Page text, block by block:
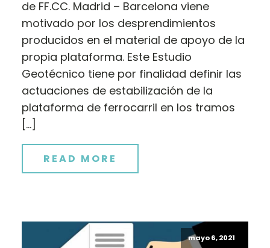
de FF.CC. Madrid – Barcelona viene
motivado por los desprendimientos
producidos en el material de apoyo de la
propia plataforma. Este Estudio
Geotécnico tiene por finalidad definir las
actuaciones de estabilización de la
plataforma de ferrocarril en los tramos
[…]
READ MORE
mayo 6, 2021